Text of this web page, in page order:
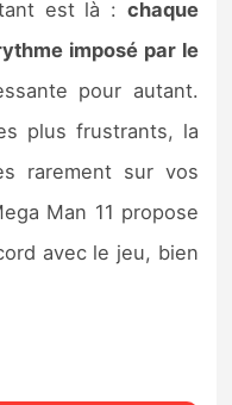
est là : chaque
imposé par le
pour autant.
plus frustrants, la
rarement sur vos
Man 11 propose
avec le jeu, bien